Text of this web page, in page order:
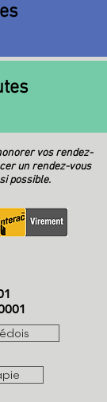
vos rendez-
un rendez-vous
possible.